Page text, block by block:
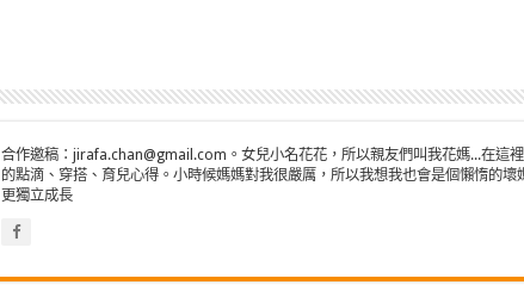
合作邀稿：jirafa.chan@gmail.com。女兒小名花花，所以親友們叫我花媽...在這
的點滴、穿搭、育兒心得。小時候媽媽對我很嚴厲，所以我想我也會是個懶惰的壞
更獨立成長